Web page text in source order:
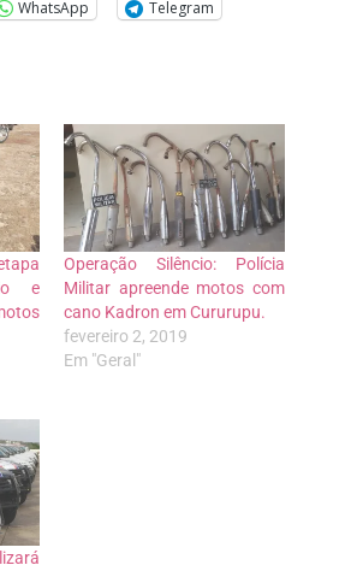
WhatsApp Telegram
e
Operação Silêncio: Polícia
Militar apreende motos com
cano Kadron em Cururupu.
fevereiro 2, 2019
Em "Geral"